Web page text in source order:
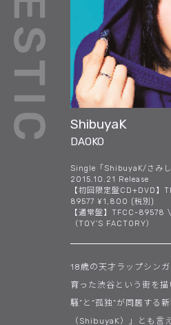
ShibuyaK
DAOKO
Single「ShibuyaK/さみし
2015.10.21 Release
【初回限定盤CD+DVD
89577 ¥1,800 (税別)
【通常盤】TFCC-89578
（TOY'S FACTORY）
18歳の天才ラップシン
育った渋谷という街を
騒”と“孤独”が同居する
（ShibuyaK）」とも言